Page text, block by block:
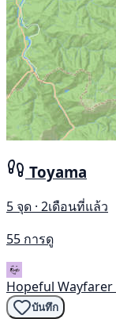
Toyama
5 จุด · 2เดือนที่แล้ว
55 การดู
Hopeful Wayfarer
บันทึก